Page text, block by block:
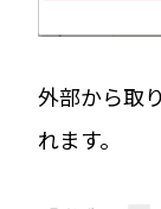
外部から取
れます。